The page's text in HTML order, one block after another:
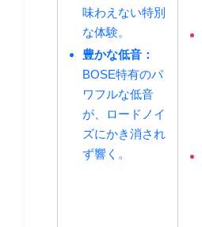
味わえない特別
な体験。
豊かな低音：
BOSE特有のパ
ワフルな低音
が、ロードノイ
ズにかき消され
ず響く。